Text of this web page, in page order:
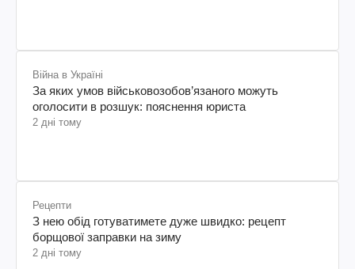
Війна в Україні
За яких умов військовозобов’язаного можуть
оголосити в розшук: пояснення юриста
2 дні тому
Рецепти
З нею обід готуватимете дуже швидко: рецепт
борщової заправки на зиму
2 дні тому